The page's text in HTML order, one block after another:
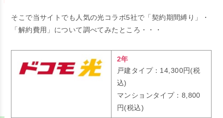
そこで当サイトでも人気の光コラボ5社で「契約期間縛り」・
「解約費用」について調べてみたところ・・・
2年
戸建タイプ：14,300円(税
込)
マンションタイプ：8,800
円(税込)